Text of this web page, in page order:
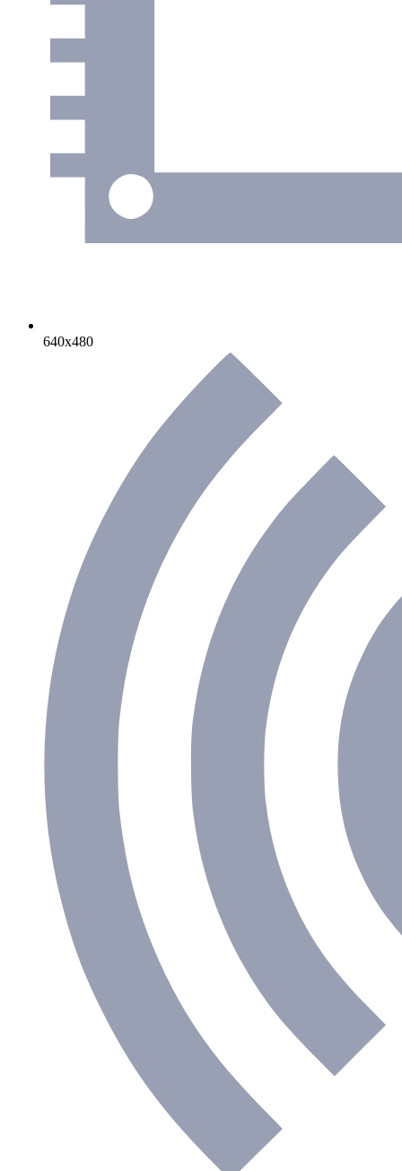
640х480